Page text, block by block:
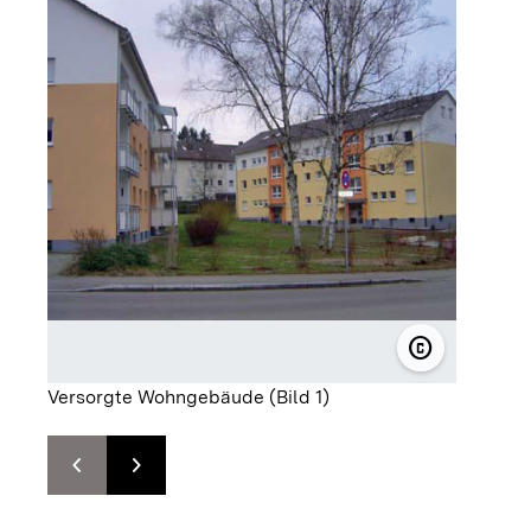
copyright© Rationelle
Versorgte Wohngebäude (Bild 1)
chevron_leftZur vorhergehenden Folie springen
chevron_rightZur nächsten Folie springen